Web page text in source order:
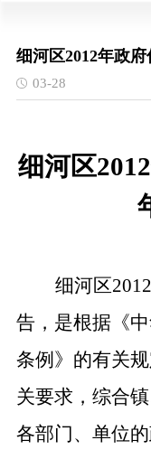
细河区2012年政
03-28
细河区2012
细河区2012
告，是根据《
条例》的有关
关要求，综合
各部门、单位